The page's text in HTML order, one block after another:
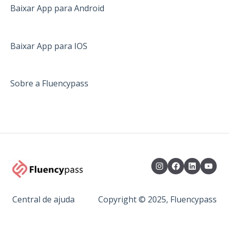
Canadá
Irlanda
Escócia
Plataforma
Baixar App para Android
Baixar App para IOS
Sobre a Fluencypass
Central de ajuda Copyright © 2025, Fluencypass